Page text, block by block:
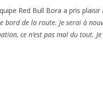
Red Bull Bora a pris plaisir
bord de la route. Je serai à
ce n’est pas mal du tout.